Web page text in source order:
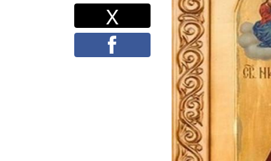
Споделете
XTwitter
Facebook